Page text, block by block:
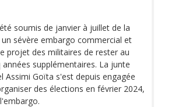
soumis de janvier à juillet de la
sévère embargo commercial et
projet des militaires de rester au
supplémentaires. La junte
Assimi Goïta s'est depuis engagée
des élections en février 2024,